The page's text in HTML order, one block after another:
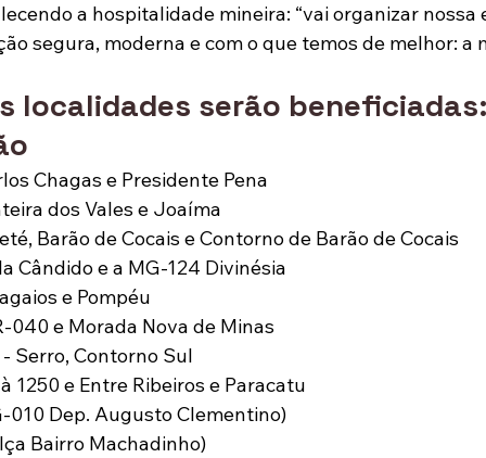
a hospitalidade mineira: “vai organizar
segura, moderna e com o que temos de melhor: a
localidades serão
Chagas e Presidente Pena
dos Vales e Joaíma
Barão de Cocais e Contorno de Barão de Cocais
Cândido e a MG-124 Divinésia
e Pompéu
040 e Morada Nova de Minas
Serro, Contorno Sul
1250 e Entre Ribeiros e Paracatu
010 Dep. Augusto Clementino)
Bairro Machadinho)